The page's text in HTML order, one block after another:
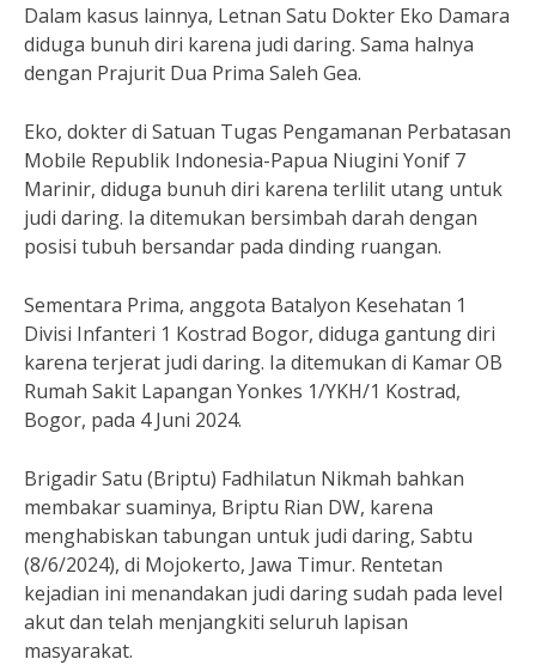
Dalam kasus lainnya, Letnan Satu Dokter Eko Damara
diduga bunuh diri karena judi daring. Sama halnya
dengan Prajurit Dua Prima Saleh Gea.
Eko, dokter di Satuan Tugas Pengamanan Perbatasan
Mobile Republik Indonesia-Papua Niugini Yonif 7
Marinir, diduga bunuh diri karena terlilit utang untuk
judi daring. Ia ditemukan bersimbah darah dengan
posisi tubuh bersandar pada dinding ruangan.
Sementara Prima, anggota Batalyon Kesehatan 1
Divisi Infanteri 1 Kostrad Bogor, diduga gantung diri
karena terjerat judi daring. Ia ditemukan di Kamar OB
Rumah Sakit Lapangan Yonkes 1/YKH/1 Kostrad,
Bogor, pada 4 Juni 2024.
Brigadir Satu (Briptu) Fadhilatun Nikmah bahkan
membakar suaminya, Briptu Rian DW, karena
menghabiskan tabungan untuk judi daring, Sabtu
(8/6/2024), di Mojokerto, Jawa Timur. Rentetan
kejadian ini menandakan judi daring sudah pada level
akut dan telah menjangkiti seluruh lapisan
masyarakat.